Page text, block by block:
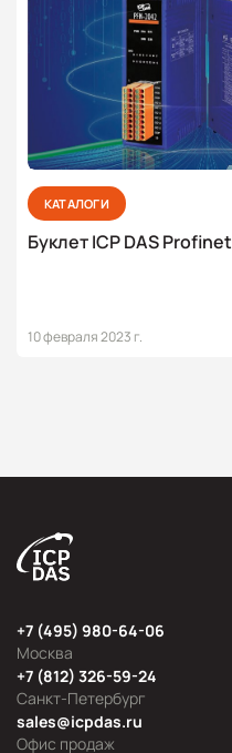
КАТАЛОГИ
Буклет ICP DAS Profinet
10 февраля 2023 г.
Москва
+7 (495) 980-64-06
Офис продаж
sales@icpdas.ru
Санкт-Петербург
+7 (812) 326-59-24